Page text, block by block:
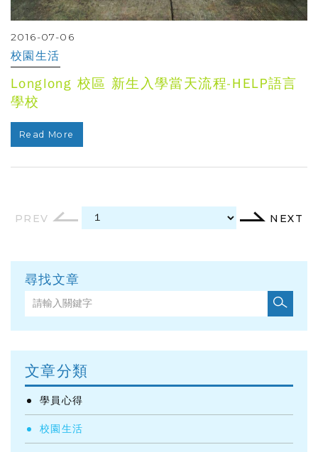
2016-07-06
校園生活
Longlong 校區 新生入學當天流程-HELP語言
學校
Read More
PREV NEXT
尋找文章
文章分類
學員心得
校園生活